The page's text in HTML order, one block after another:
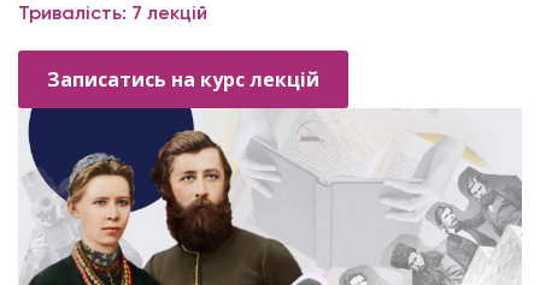
Тривалість: 7 лекцій
Записатись на курс лекцій